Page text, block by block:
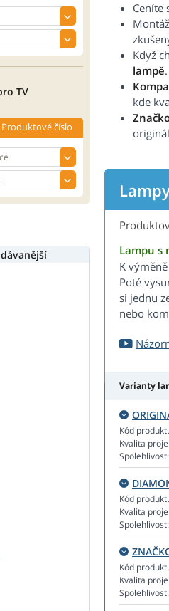
Ceníte
Montáž
Když
lampě.
kde
Lampu s
K
Poté
si jednu
nebo
Varianty
Kód
Kvalita
Spolehlivost:
Kód
Kvalita
Spolehlivost:
Kód
Kvalita
Spolehlivost:
TV
Produktové číslo